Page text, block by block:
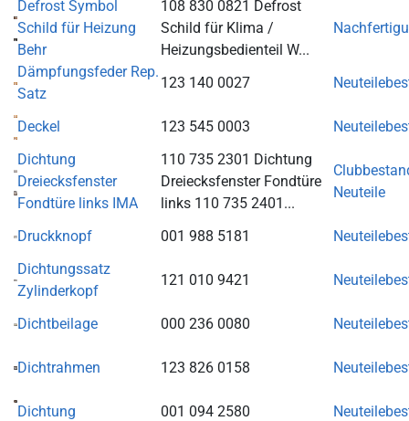
Defrost Symbol
Schild für Heizung
Behr
108 830 0821 Defrost
Schild für Klima /
Heizungsbedienteil W...
Dämpfungsfeder Rep.
Satz
123 140 0027
Deckel 123 545 0003
Dichtung
Dreiecksfenster
Fondtüre links IMA
110 735 2301 Dichtung
Dreiecksfenster Fondtüre
links 110 735 2401...
Neuteile
Druckknopf 001 988 5181
Dichtungssatz
Zylinderkopf
121 010 9421
Dichtbeilage 000 236 0080
Dichtrahmen 123 826 0158
Dichtung 001 094 2580